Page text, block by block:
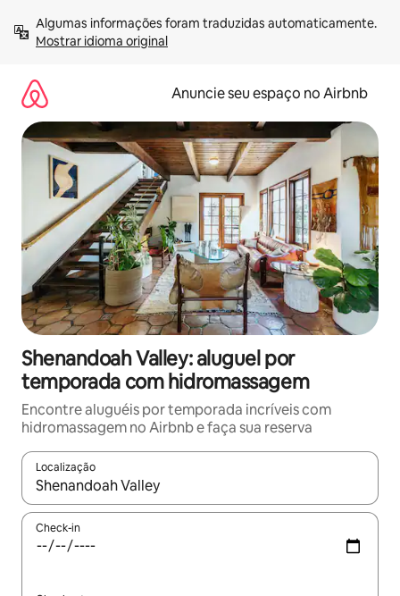
para
Mostrar idioma original
Anuncie seu espaço no Airbnb
Shenandoah Valley: aluguel por
temporada com hidromassagem
Encontre aluguéis por temporada incríveis com
hidromassagem no Airbnb e faça sua reserva
Localização
Quando os resultados estiverem disponíveis, explore-os
Check-in